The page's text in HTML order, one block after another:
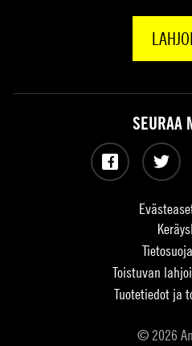
Toistuvan
Tuotetiedot ja
© 2026
SEURAA
Facebook Twitter